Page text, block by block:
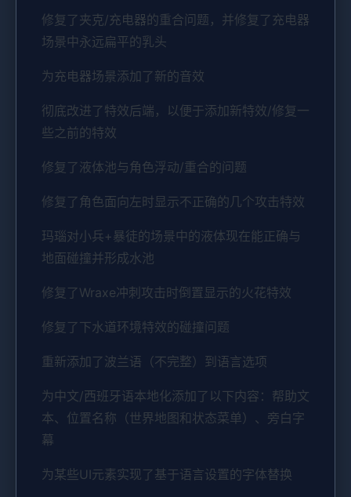
修复了夹克/充电器的重合问题，并修复了充电器
场景中永远扁平的乳头
为充电器场景添加了新的音效
彻底改进了特效后端，以便于添加新特效/修复一
些之前的特效
修复了液体池与角色浮动/重合的问题
修复了角色面向左时显示不正确的几个攻击特效
玛瑙对小兵+暴徒的场景中的液体现在能正确与
地面碰撞并形成水池
修复了Wraxe冲刺攻击时倒置显示的火花特效
修复了下水道环境特效的碰撞问题
重新添加了波兰语（不完整）到语言选项
为中文/西班牙语本地化添加了以下内容：帮助文
本、位置名称（世界地图和状态菜单）、旁白字
幕
为某些UI元素实现了基于语言设置的字体替换